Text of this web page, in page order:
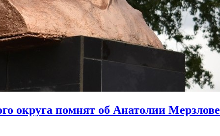
округа помнят об Анатолии Мерзлове